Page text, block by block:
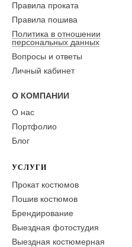
Правила проката
Правила пошива
Политика в отношении
персональных данных
Вопросы и ответы
Личный кабинет
О КОМПАНИИ
О нас
Портфолио
Блог
УСЛУГИ
Прокат костюмов
Пошив костюмов
Брендирование
Выездная фотостудия
Выездная костюмерная